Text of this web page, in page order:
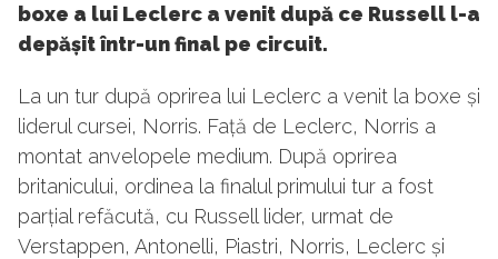
boxe a lui Leclerc a venit după ce Russell l-a
depășit într-un final pe circuit.
La un tur după oprirea lui Leclerc a venit la boxe și
liderul cursei, Norris. Față de Leclerc, Norris a
montat anvelopele medium. După oprirea
britanicului, ordinea la finalul primului tur a fost
parțial refăcută, cu Russell lider, urmat de
Verstappen, Antonelli, Piastri, Norris, Leclerc și